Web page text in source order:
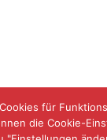
für
die Cookie-